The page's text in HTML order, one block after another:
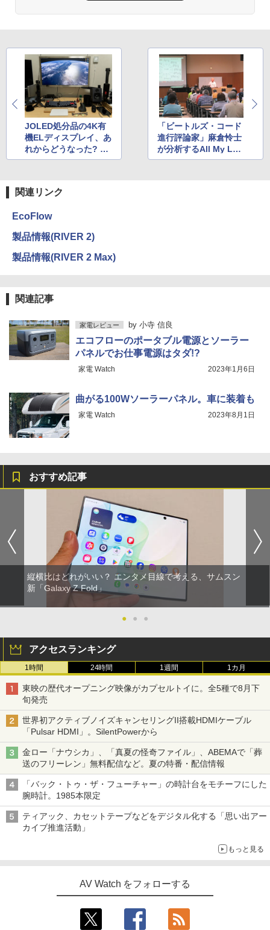
JOLED処分品の4K有
機ELディスプレイ、あ
れからどうなった? by
西田宗千佳
「ビートルズ・コード
進行評論家」麻倉怜士
が分析するAll My Lov
ing
関連リンク
EcoFlow
製品情報(RIVER 2)
製品情報(RIVER 2 Max)
関連記事
家電レビュー by 小寺 信良
エコフローのポータブル電源とソーラー
パネルでお仕事電源はタダ!?
家電 Watch 2023年1月6日
曲がる100Wソーラーパネル。車に装着も
家電 Watch 2023年8月1日
おすすめ記事
縦横比はどれがいい？ エンタメ目線で考える、サムスン
新「Galaxy Z Fold」
● ● ●
アクセスランキング
1時間 24時間 1週間 1カ月
東映の歴代オープニング映像がカプセルトイに。全5種で8月下
旬発売
世界初アクティブノイズキャンセリングII搭載HDMIケーブル
「Pulsar HDMI」。SilentPowerから
金ロー「ナウシカ」、「真夏の怪奇ファイル」、ABEMAで「葬
送のフリーレン」無料配信など。夏の特番・配信情報
「バック・トゥ・ザ・フューチャー」の時計台をモチーフにした
腕時計。1985本限定
ティアック、カセットテープなどをデジタル化する「思い出アー
カイブ推進活動」
もっと見る
AV Watch をフォローする